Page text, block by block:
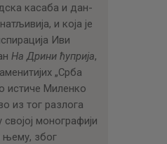
касаба и дан-
и која је
Иви
На Дрини ћуприја,
„Срба
истиче Миленко
из тог разлога
монографији
њему, због